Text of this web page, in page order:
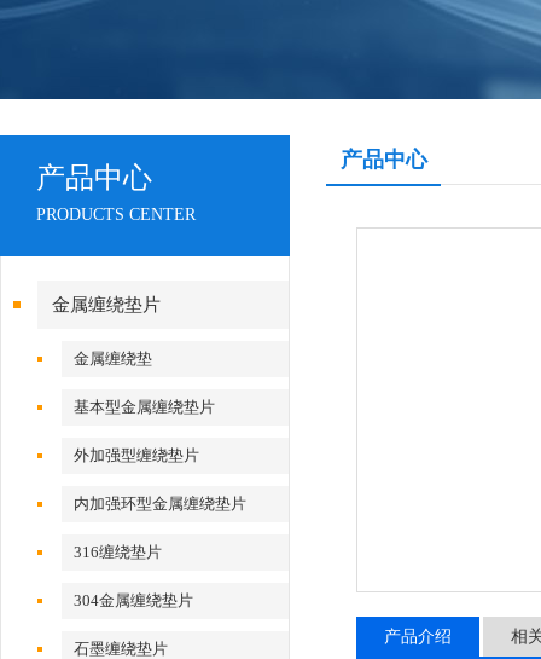
产品中心
PRODUCTS CENTER
金属缠绕垫片
金属缠绕垫
基本型金属缠绕垫片
外加强型缠绕垫片
内加强环型金属缠绕垫片
316缠绕垫片
304金属缠绕垫片
石墨缠绕垫片
产品中心
产品介绍 相